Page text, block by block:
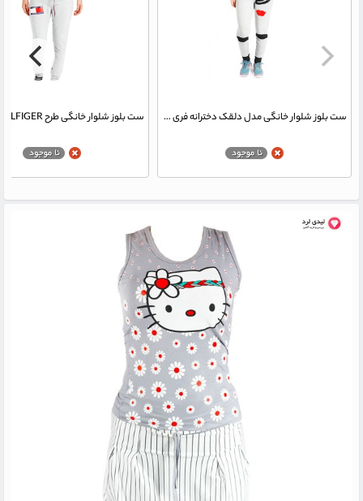
ست بلوز شلوار خانگی مدل دلقک دخترانه فری سایز کد 007